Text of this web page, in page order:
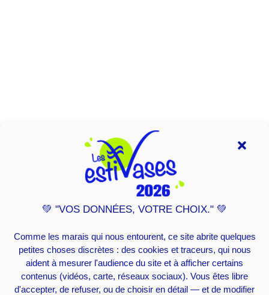
💚 "VOS DONNÉES, VOTRE CHOIX." 💚
Comme les marais qui nous entourent, ce site abrite quelques
petites choses discrètes : des cookies et traceurs, qui nous
aident à mesurer l'audience du site et à afficher certains
contenus (vidéos, carte, réseaux sociaux). Vous êtes libre
d'accepter, de refuser, ou de choisir en détail — et de modifier